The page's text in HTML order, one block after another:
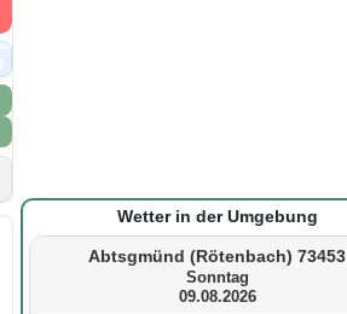
Wetter in der Umgebung
Abtsgmünd (Rötenbach) 73453
Sonntag
09.08.2026